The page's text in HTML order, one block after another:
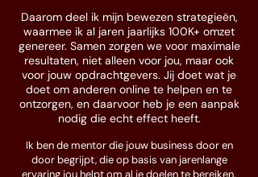
Daarom deel ik mijn bewezen strategieën,
waarmee ik al jaren jaarlijks 100K+ omzet
genereer. Samen zorgen we voor maximale
resultaten, niet alleen voor jou, maar ook
voor jouw opdrachtgevers. Jij doet wat je
doet om anderen online te helpen en te
ontzorgen, en daarvoor heb je een aanpak
nodig die echt effect heeft.
Ik ben de mentor die jouw business door en
door begrijpt, die op basis van jarenlange
ervaring jou helpt om al je doelen te bereiken.